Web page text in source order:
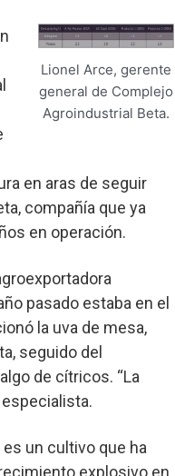
Lionel Arce, gerente
general de Complejo
Agroindustrial Beta.
en aras de seguir
compañía que ya
en operación.
pasado estaba en el
la uva de mesa,
seguido del
de cítricos. “La
es un cultivo que ha
explosivo en